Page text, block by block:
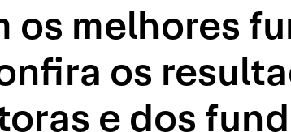
os melhores
os
e dos